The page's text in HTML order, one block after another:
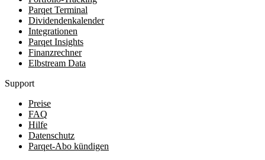
Parqet Terminal
Dividendenkalender
Integrationen
Parqet Insights
Finanzrechner
Elbstream Data
Support
Preise
FAQ
Hilfe
Datenschutz
Parqet-Abo kündigen